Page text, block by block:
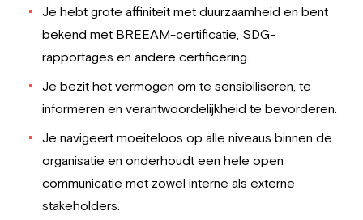
Je hebt grote affiniteit met duurzaamheid en bent
bekend met BREEAM-certificatie, SDG-
rapportages en andere certificering.
Je bezit het vermogen om te sensibiliseren, te
informeren en verantwoordelijkheid te bevorderen.
Je navigeert moeiteloos op alle niveaus binnen de
organisatie en onderhoudt een hele open
communicatie met zowel interne als externe
stakeholders.